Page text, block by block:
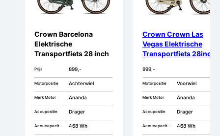
Crown Barcelona
Elektrische
Transportfiets 28 inch
Prijs 899,-
Motorpositie Achterwiel
Merk Motor Ananda
Accupositie Drager
468 Wh
Crown Crown Las
Vegas Elektrische
Transportfiets 28inch
999,-
Motorpositie Voorwiel
Merk Motor Ananda
Accupositie Drager
468 Wh